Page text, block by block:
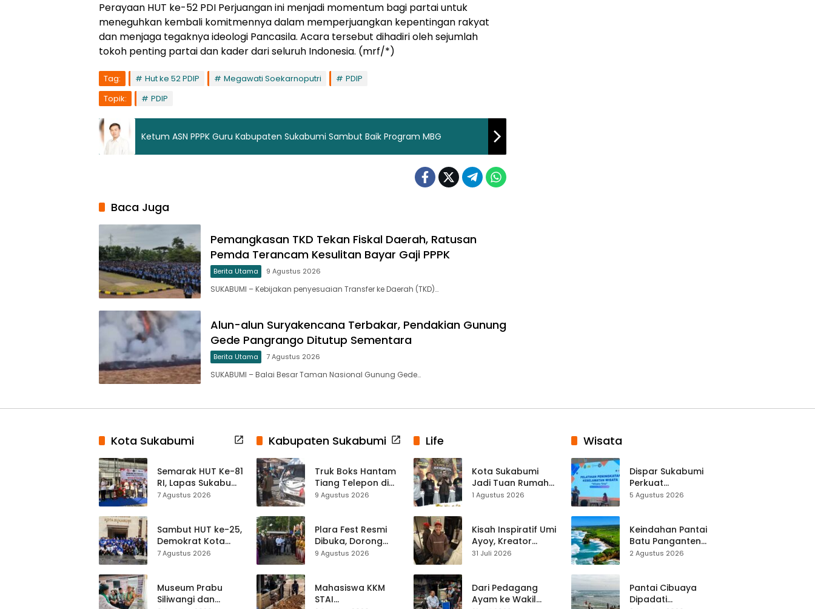
Perayaan HUT ke-52 PDI Perjuangan ini menjadi momentum bagi partai untuk
meneguhkan kembali komitmennya dalam memperjuangkan kepentingan rakyat
dan menjaga tegaknya ideologi Pancasila. Acara tersebut dihadiri oleh sejumlah
tokoh penting partai dan kader dari seluruh Indonesia. (mrf/*)
Tag: Hut ke 52 PDIP Megawati Soekarnoputri
PDIP
Topik:
PDIP
Ketum ASN PPPK Guru Kabupaten Sukabumi Sambut Baik Program MBG
Baca Juga
Pemangkasan TKD Tekan Fiskal Daerah, Ratusan
Pemda Terancam Kesulitan Bayar Gaji PPPK
Berita Utama 9 Agustus 2026
SUKABUMI – Kebijakan penyesuaian Transfer ke Daerah (TKD)…
Alun-alun Suryakencana Terbakar, Pendakian Gunung
Gede Pangrango Ditutup Sementara
Berita Utama 7 Agustus 2026
SUKABUMI – Balai Besar Taman Nasional Gunung Gede…
Kota Sukabumi
Semarak HUT Ke-81
RI, Lapas Sukabumi
Resmi Gelar Pekan
7 Agustus 2026
Sambut HUT ke-25,
Demokrat Kota
Sukabumi
ASRI Lewat Aksi
Bersih Masjid
7 Agustus 2026
Museum Prabu
Siliwangi dan
Kabupaten Sukabumi
Truk Boks Hantam
Tiang Telepon di
Jampangkulon,
Sama
9 Agustus 2026
Plara Fest Resmi
Dibuka, Dorong
Pariwisata dan
9 Agustus 2026
Mahasiswa KKM
STAI
Life
Kota Sukabumi
Jadi Tuan Rumah
Kontes Batu Akik
1 Agustus 2026
Kisah Inspiratif Umi
Ayoy, Kreator
TikTok Asal
Live Streaming
31 Juli 2026
Dari Pedagang
Ayam ke Wakil
Wisata
Dispar Sukabumi
Perkuat
Keselamatan
Mitigasi hingga
Teknik Evakuasi
5 Agustus 2026
Keindahan Pantai
Batu Panganten
Mulai Dilirik
2 Agustus 2026
Pantai Cibuaya
Dipadati